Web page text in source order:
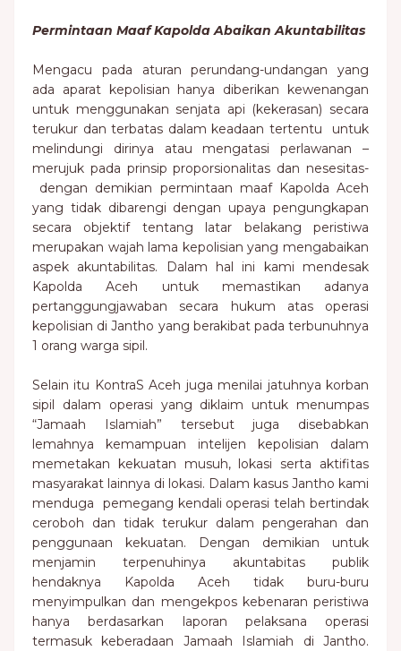
Permintaan Maaf Kapolda Abaikan Akuntabilitas
Mengacu pada aturan perundang-undangan yang
ada aparat kepolisian hanya diberikan kewenangan
untuk menggunakan senjata api (kekerasan) secara
terukur dan terbatas dalam keadaan tertentu untuk
melindungi dirinya atau mengatasi perlawanan –
merujuk pada prinsip proporsionalitas dan nesesitas-
dengan demikian permintaan maaf Kapolda Aceh
yang tidak dibarengi dengan upaya pengungkapan
secara objektif tentang latar belakang peristiwa
merupakan wajah lama kepolisian yang mengabaikan
aspek akuntabilitas. Dalam hal ini kami mendesak
Kapolda Aceh untuk memastikan adanya
pertanggungjawaban secara hukum atas operasi
kepolisian di Jantho yang berakibat pada terbunuhnya
1 orang warga sipil.
Selain itu KontraS Aceh juga menilai jatuhnya korban
sipil dalam operasi yang diklaim untuk menumpas
“Jamaah Islamiah” tersebut juga disebabkan
lemahnya kemampuan intelijen kepolisian dalam
memetakan kekuatan musuh, lokasi serta aktifitas
masyarakat lainnya di lokasi. Dalam kasus Jantho kami
menduga pemegang kendali operasi telah bertindak
ceroboh dan tidak terukur dalam pengerahan dan
penggunaan kekuatan. Dengan demikian untuk
menjamin terpenuhinya akuntabitas publik
hendaknya Kapolda Aceh tidak buru-buru
menyimpulkan dan mengekpos kebenaran peristiwa
hanya berdasarkan laporan pelaksana operasi
termasuk keberadaan Jamaah Islamiah di Jantho.